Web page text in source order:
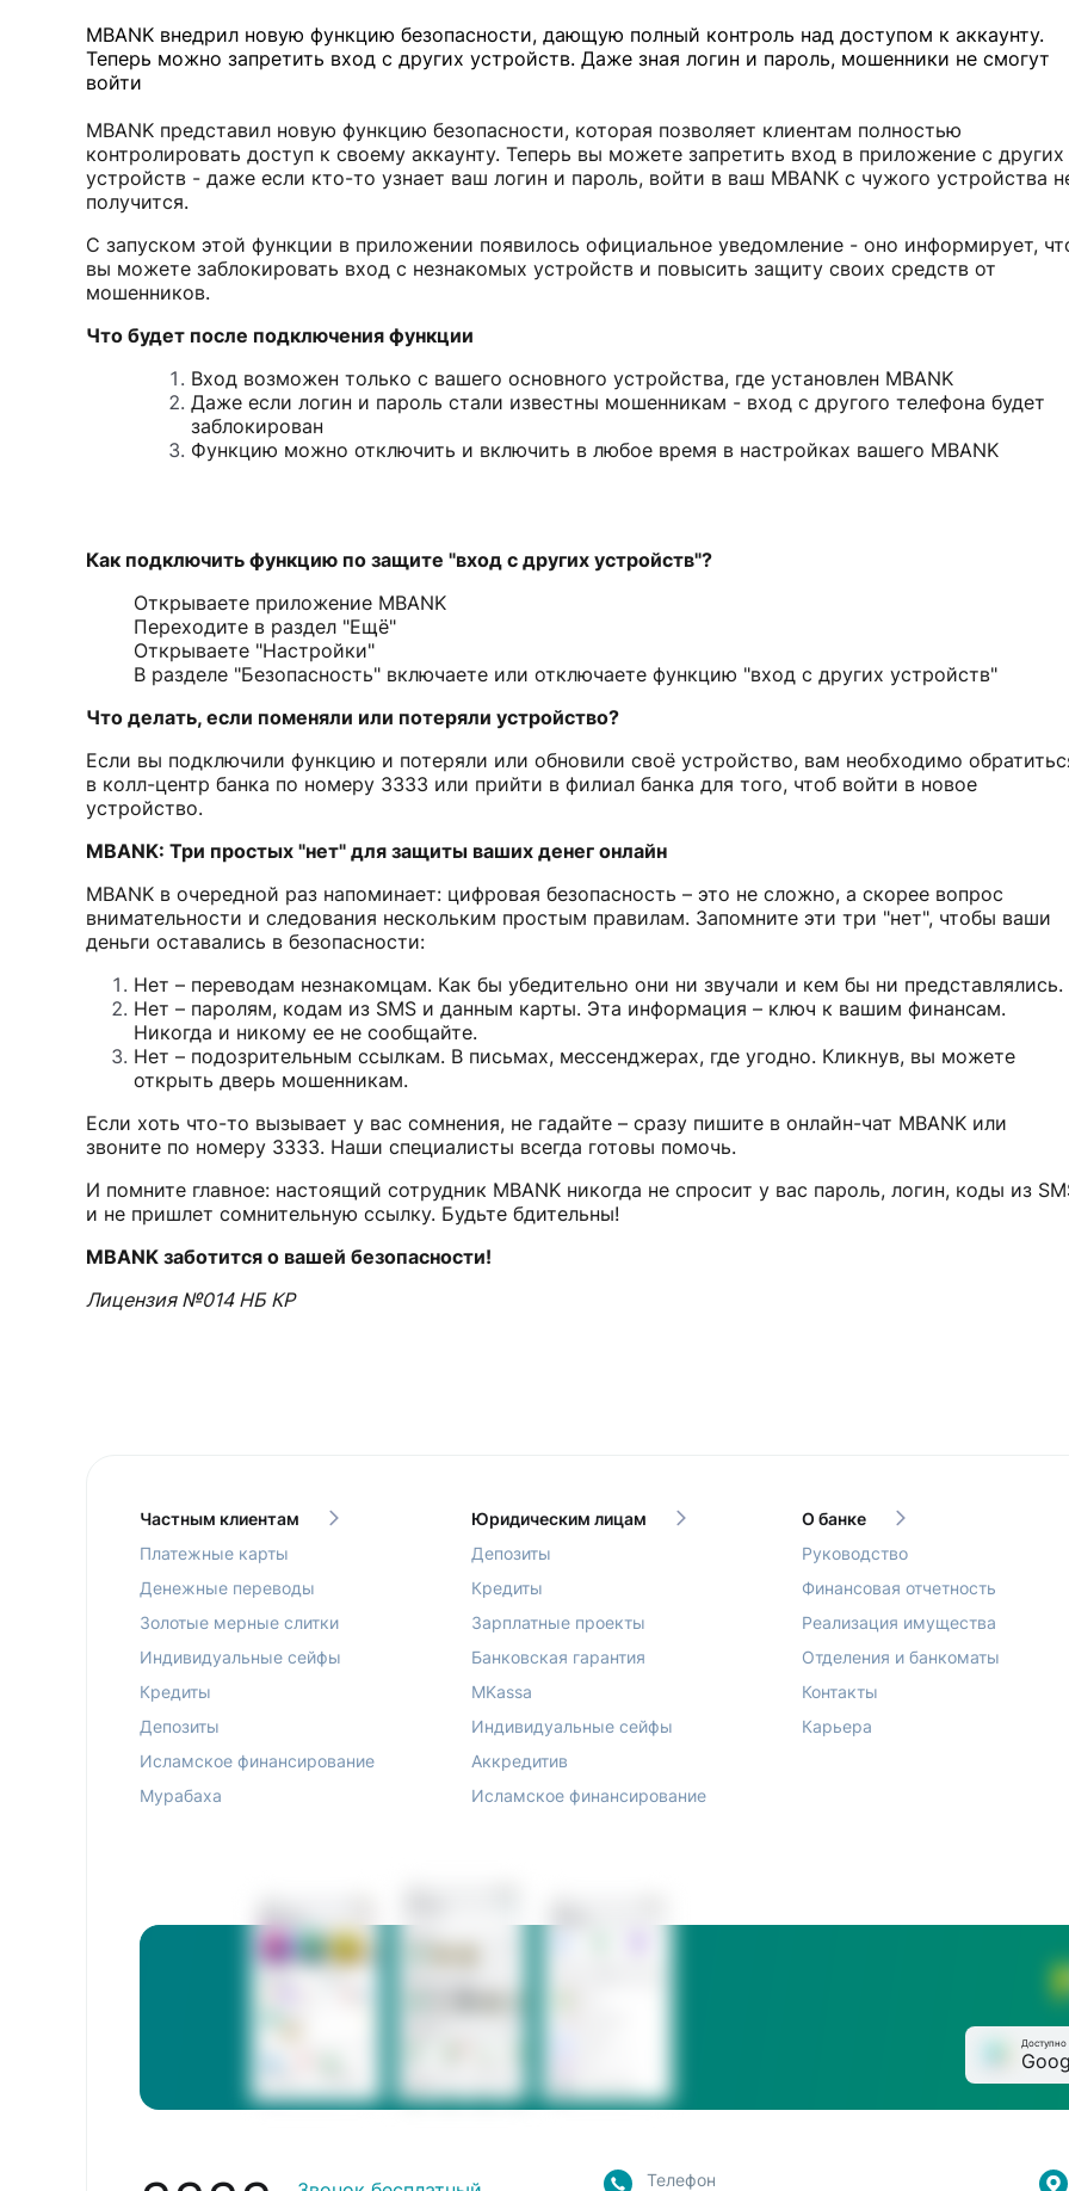
MBANK внедрил новую функцию безопасности, дающую полный контроль над доступом к аккаунту.
Теперь можно запретить вход с других устройств. Даже зная логин и пароль, мошенники не смогут
войти
MBANK представил новую функцию безопасности, которая позволяет клиентам полностью
контролировать доступ к своему аккаунту. Теперь вы можете запретить вход в приложение с других
устройств - даже если кто-то узнает ваш логин и пароль, войти в ваш MBANK с чужого устройства
получится.
С запуском этой функции в приложении появилось официальное уведомление - оно информирует,
вы можете заблокировать вход с незнакомых устройств и повысить защиту своих средств от
мошенников.
Что будет после подключения функции
Вход возможен только с вашего основного устройства, где установлен MBANK
Даже если логин и пароль стали известны мошенникам - вход с другого телефона будет
заблокирован
Функцию можно отключить и включить в любое время в настройках вашего MBANK
Как подключить функцию по защите "вход с других устройств"?
Открываете приложение MBANK
Переходите в раздел "Ещё"
Открываете "Настройки"
В разделе "Безопасность" включаете или отключаете функцию "вход с других устройств"
Что делать, если поменяли или потеряли устройство?
Если вы подключили функцию и потеряли или обновили своё устройство, вам необходимо
в колл-центр банка по номеру 3333 или прийти в филиал банка для того, чтоб войти в новое
устройство.
MBANK: Три простых "нет" для защиты ваших денег онлайн
MBANK в очередной раз напоминает: цифровая безопасность – это не сложно, а скорее вопрос
внимательности и следования нескольким простым правилам. Запомните эти три "нет", чтобы ваши
деньги оставались в безопасности:
Нет – переводам незнакомцам. Как бы убедительно они ни звучали и кем бы ни представлялись.
Нет – паролям, кодам из SMS и данным карты. Эта информация – ключ к вашим финансам.
Никогда и никому ее не сообщайте.
Нет – подозрительным ссылкам. В письмах, мессенджерах, где угодно. Кликнув, вы можете
открыть дверь мошенникам.
Если хоть что-то вызывает у вас сомнения, не гадайте – сразу пишите в онлайн-чат MBANK или
звоните по номеру 3333. Наши специалисты всегда готовы помочь.
И помните главное: настоящий сотрудник MBANK никогда не спросит у вас пароль, логин, коды из
и не пришлет сомнительную ссылку. Будьте бдительны!
MBANK заботится о вашей безопасности!
Лицензия №014 НБ КР
Частным клиентам
Платежные карты
Денежные переводы
Золотые мерные слитки
Индивидуальные сейфы
Кредиты
Депозиты
Исламское финансирование
Мурабаха
Юридическим лицам
Депозиты
Кредиты
Зарплатные проекты
Банковская гарантия
MKassa
Индивидуальные сейфы
Аккредитив
Исламское финансирование
О банке
Руководство
Финансовая отчетность
Реализация имущества
Отделения и банкоматы
Контакты
Карьера
Доступно
Телефон